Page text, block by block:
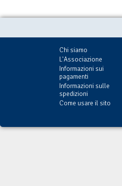
Chi siamo
L'Associazione
Informazioni sui
pagamenti
Informazioni sulle
spedizioni
Come usare il sito